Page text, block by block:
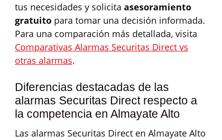
tus necesidades y solicita asesoramiento
gratuito para tomar una decisión informada.
Para una comparación más detallada, visita
Comparativas Alarmas Securitas Direct vs
otras alarmas.
Diferencias destacadas de las
alarmas Securitas Direct respecto a
la competencia en Almayate Alto
Las alarmas Securitas Direct en Almayate Alto